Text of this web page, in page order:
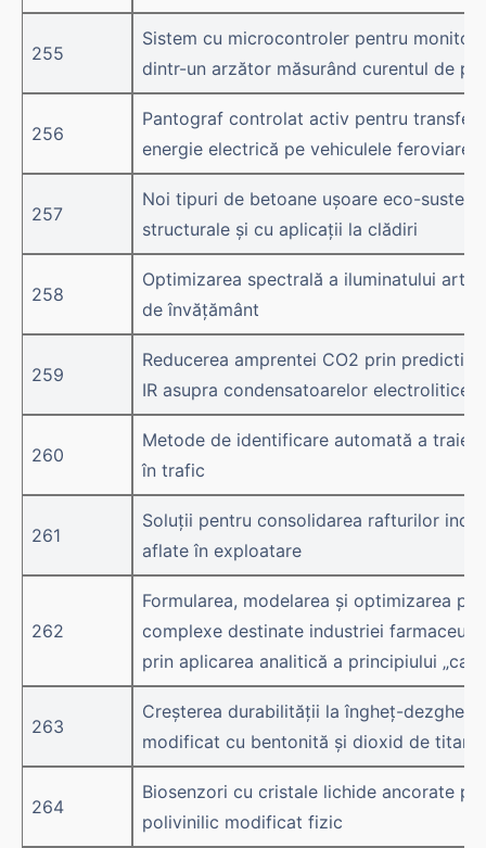
255
Sistem cu microcontroler pentru
dintr-un arzător măsurând curentul de
256
Pantograf controlat activ pentru
energie electrică pe vehiculele feroviare
257
Noi tipuri de betoane ușoare eco-
structurale și cu aplicații la clădiri
258
Optimizarea spectrală a iluminatului
de învățământ
259
Reducerea amprentei CO2 prin predictia
IR asupra condensatoarelor electrolitice
260
Metode de identificare automată a
în trafic
261
Soluții pentru consolidarea rafturilor
aflate în exploatare
262
Formularea, modelarea și optimizarea
complexe destinate industriei
prin aplicarea analitică a principiului
263
Creșterea durabilității la îngheț-dezgheț
modificat cu bentonită și dioxid de titan
264
Biosenzori cu cristale lichide ancorate
polivinilic modificat fizic